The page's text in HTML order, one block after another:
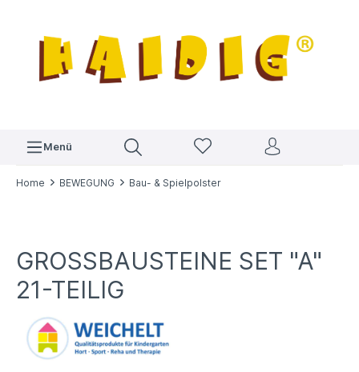
Menü
Home BEWEGUNG Bau- & Spielpolster
GROSSBAUSTEINE SET "A" 2
1-TEILIG